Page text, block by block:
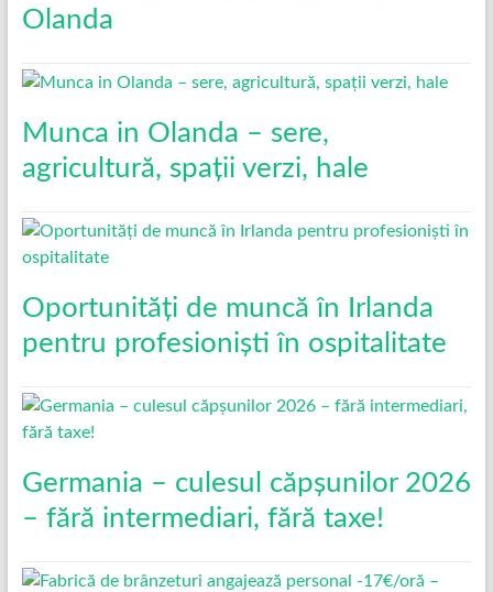
Olanda
Munca in Olanda – sere,
agricultură, spații verzi, hale
Oportunități de muncă în Irlanda
pentru profesioniști în ospitalitate
Germania – culesul căpșunilor 2026
– fără intermediari, fără taxe!